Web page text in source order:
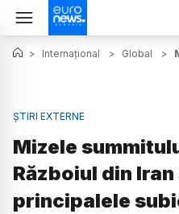
> Internațional > Global >
ȘTIRI EXTERNE
Mizele
Războiul din
principalele